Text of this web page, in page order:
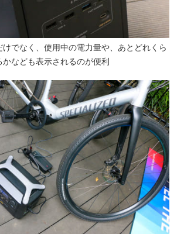
でなく、使用中の電力量や、あとどれくら
なども表示されるのが便利